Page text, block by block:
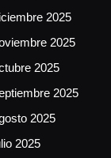
2025
2025
2025
2025
2025
2025